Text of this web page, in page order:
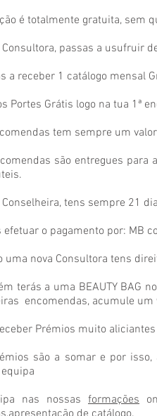
é totalmente gratuita, sem
Consultora, passas a usufruir
a receber 1 catálogo mensal
Portes Grátis logo na tua 1ª
tem sempre um
são entregues
Conselheira, tens sempre 21
efetuar o pagamento por: MB
uma nova Consultora tens
terás a uma BEAUTY BAG
encomendas, acumule um
Prémios muito
são a somar e por isso,
nas nossas formações